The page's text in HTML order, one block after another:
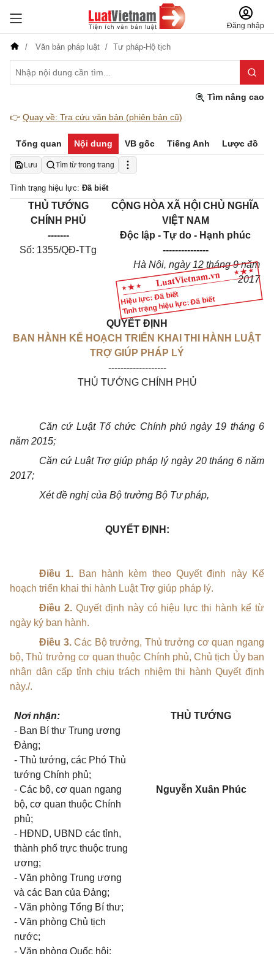
Đăng nhập
Văn bản pháp luật Tư pháp-Hộ tịch
Tìm nâng cao
👉 Quay về: Tra cứu văn bản (phiên bản cũ)
Tổng quan Nội dung VB gốc Tiếng Anh Lược đồ
Lưu Tìm từ trong trang
Tình trạng hiệu lực: Đã biết
Hiệu lực: Đã biết
Tình trạng hiệu lực: Đã biết
THỦ TƯỚNG
CHÍNH PHỦ
-------
Số: 1355/QĐ-TTg
CỘNG HÒA XÃ HỘI CHỦ NGHĨA
VIỆT NAM
Độc lập - Tự do - Hạnh phúc
---------------
Hà Nội, ngày 12tháng9năm
2017
QUYẾT ĐỊNH
BAN HÀNH KẾ HOẠCH TRIỂN KHAI THI HÀNH LUẬT
TRỢ GIÚP PHÁP LÝ
-------------------
THỦ TƯỚNG CHÍNH PHỦ
Căn cứ Luật Tổ chức Chính phủ ngày 19 tháng 6
năm 2015;
Căn cứ Luật Trợ giúp pháp lý ngày 20 tháng 6 năm
2017;
Xét đề nghị của Bộ trưởng Bộ Tư pháp,
QUYẾT ĐỊNH:
Điều 1.
Ban hành kèm theo Quyết định này Kế
hoạch triển khai thi hành Luật Trợ giúp pháp lý.
Điều 2. Quyết định này có hiệu lực thi hành kể từ
ngày ký ban hành.
Điều 3. Các Bộ trưởng, Thủ trưởng cơ quan ngang
bộ, Thủ trưởng cơ quan thuộc Chính phủ, Chủ tịch Ủy ban
nhân dân cấp tỉnh chịu trách nhiệm thi hành Quyết định
này./.
Nơi nhận:
- Ban Bí thư Trung ương
Đảng;
- Thủ tướng, các Phó Thủ
tướng Chính phủ;
- Các bộ, cơ quan ngang
bộ, cơ quan thuộc Chính
phủ;
- HĐND, UBND các tỉnh,
thành phố trực thuộc trung
ương;
- Văn phòng Trung ương
và các Ban của Đảng;
- Văn phòng Tổng Bí thư;
- Văn phòng Chủ tịch
nước;
- Văn phòng Quốc hội;
THỦ TƯỚNG
Nguyễn Xuân Phúc